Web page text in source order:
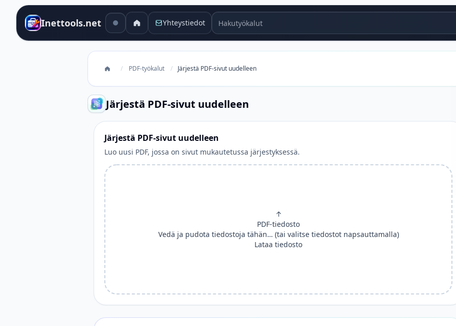
Inettools.net Yhteystiedot Hakutyökalut
/ PDF-työkalut / Järjestä PDF-sivut uudelleen
Järjestä PDF-sivut uudelleen
Järjestä PDF-sivut uudelleen
Luo uusi PDF, jossa on sivut mukautetussa järjestyksessä.
↑
PDF-tiedosto
Vedä ja pudota tiedostoja tähän… (tai valitse tiedostot napsauttamalla)
Lataa tiedosto